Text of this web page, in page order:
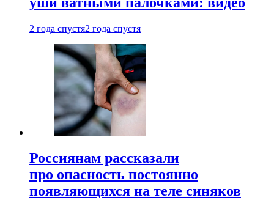
2 года спустя2 года спустя
Россиянам рассказали
про опасность постоянно
появляющихся на теле синяков